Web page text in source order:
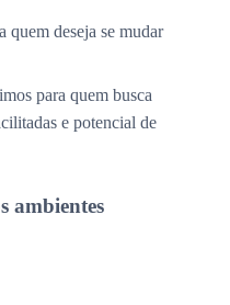
quem deseja se mudar
para quem busca
e potencial de
ambientes